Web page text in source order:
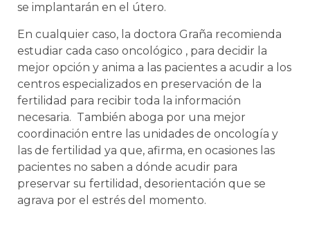
se implantarán en el útero.
En cualquier caso, la doctora Graña recomienda
estudiar cada caso oncológico , para decidir la
mejor opción y anima a las pacientes a acudir a los
centros especializados en preservación de la
fertilidad para recibir toda la información
necesaria. También aboga por una mejor
coordinación entre las unidades de oncología y
las de fertilidad ya que, afirma, en ocasiones las
pacientes no saben a dónde acudir para
preservar su fertilidad, desorientación que se
agrava por el estrés del momento.